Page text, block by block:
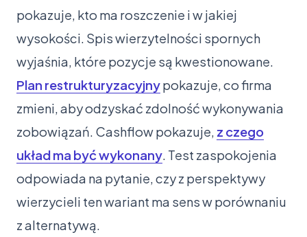
pokazuje, kto ma roszczenie i w jakiej
wysokości. Spis wierzytelności spornych
wyjaśnia, które pozycje są kwestionowane.
Plan restrukturyzacyjnypokazuje, co firma
zmieni, aby odzyskać zdolność wykonywania
zobowiązań. Cashflow pokazuje, z czego
układ ma być wykonany. Test zaspokojenia
odpowiada na pytanie, czy z perspektywy
wierzycieli ten wariant ma sens w porównaniu
z alternatywą.